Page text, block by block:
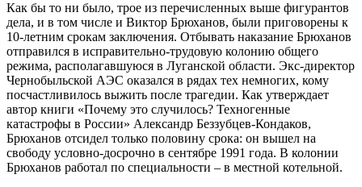
Как бы то ни было, трое из перечисленных выше фигурантов
дела, и в том числе и Виктор Брюханов, были приговорены к
10-летним срокам заключения. Отбывать наказание Брюханов
отправился в исправительно-трудовую колонию общего
режима, располагавшуюся в Луганской области. Экс-директор
Чернобыльской АЭС оказался в рядах тех немногих, кому
посчастливилось выжить после трагедии. Как утверждает
автор книги «Почему это случилось? Техногенные
катастрофы в России» Александр Беззубцев-Кондаков,
Брюханов отсидел только половину срока: он вышел на
свободу условно-досрочно в сентябре 1991 года. В колонии
Брюханов работал по специальности – в местной котельной.